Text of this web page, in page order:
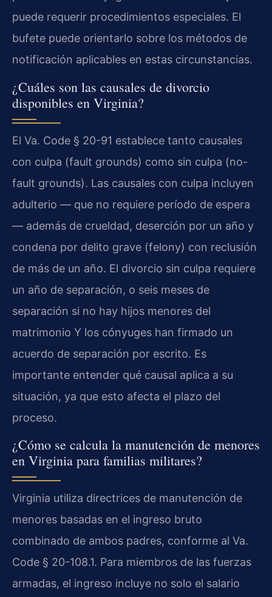
puede requerir procedimientos especiales. El
bufete puede orientarlo sobre los métodos de
notificación aplicables en estas circunstancias.
¿Cuáles son las causales de divorcio
disponibles en Virginia?
El Va. Code § 20-91 establece tanto causales
con culpa (fault grounds) como sin culpa (no-
fault grounds). Las causales con culpa incluyen
adulterio — que no requiere período de espera
— además de crueldad, deserción por un año y
condena por delito grave (felony) con reclusión
de más de un año. El divorcio sin culpa requiere
un año de separación, o seis meses de
separación si no hay hijos menores del
matrimonio Y los cónyuges han firmado un
acuerdo de separación por escrito. Es
importante entender qué causal aplica a su
situación, ya que esto afecta el plazo del
proceso.
¿Cómo se calcula la manutención de menores
en Virginia para familias militares?
Virginia utiliza directrices de manutención de
menores basadas en el ingreso bruto
combinado de ambos padres, conforme al Va.
Code § 20-108.1. Para miembros de las fuerzas
armadas, el ingreso incluye no solo el salario